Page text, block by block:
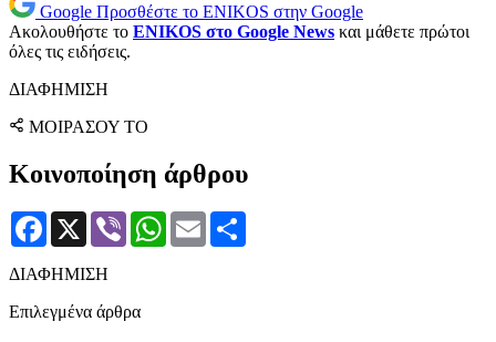
Google Προσθέστε το ENIKOS στην Google
Ακολουθήστε το ENIKOS στο Google News και μάθετε πρώτοι
όλες τις ειδήσεις.
ΔΙΑΦΗΜΙΣΗ
ΜΟΙΡΑΣΟΥ ΤΟ
Κοινοποίηση άρθρου
Facebook
X Viber WhatsApp
Email
ΔΙΑΦΗΜΙΣΗ
Επιλεγμένα άρθρα